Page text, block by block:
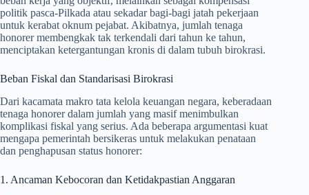
politik pasca-Pilkada atau sekadar bagi-bagi jatah pekerjaan
untuk kerabat oknum pejabat. Akibatnya, jumlah tenaga
honorer membengkak tak terkendali dari tahun ke tahun,
menciptakan ketergantungan kronis di dalam tubuh birokrasi.
Beban Fiskal dan Standarisasi Birokrasi
Dari kacamata makro tata kelola keuangan negara, keberadaan
tenaga honorer dalam jumlah yang masif menimbulkan
komplikasi fiskal yang serius. Ada beberapa argumentasi kuat
mengapa pemerintah bersikeras untuk melakukan penataan
dan penghapusan status honorer:
1. Ancaman Kebocoran dan Ketidakpastian Anggaran